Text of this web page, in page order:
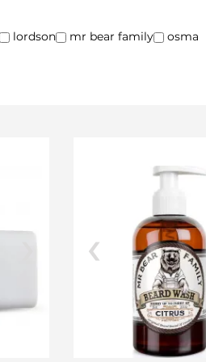
lordson mr bear family osma